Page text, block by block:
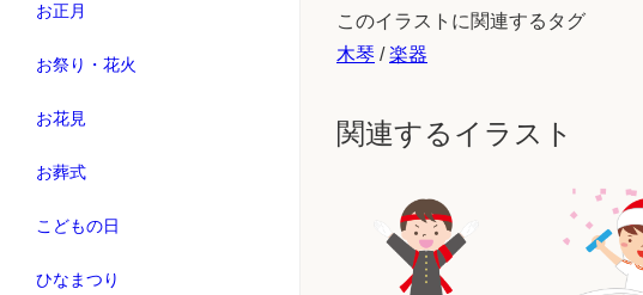
お正月
お祭り・花火
お花見
お葬式
こどもの日
ひなまつり
このイラストに関連するタグ
木琴 /楽器
関連するイラスト